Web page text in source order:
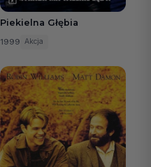
Piekielna Głębia
1999 Akcja